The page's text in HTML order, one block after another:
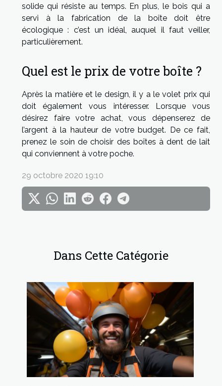
Dans Cette Catégorie
solide qui résiste au temps. En plus, le bois qui a
servi à la fabrication de la boîte doit être
écologique : c’est un idéal, auquel il faut veiller,
particulièrement.
Quel est le prix de votre boîte ?
Après la matière et le design, il y a le volet prix qui
doit également vous intéresser. Lorsque vous
désirez faire votre achat, vous dépenserez de
l’argent à la hauteur de votre budget. De ce fait,
prenez le soin de choisir des boîtes à dent de lait
qui conviennent à votre poche.
29 octobre 2020 19:10